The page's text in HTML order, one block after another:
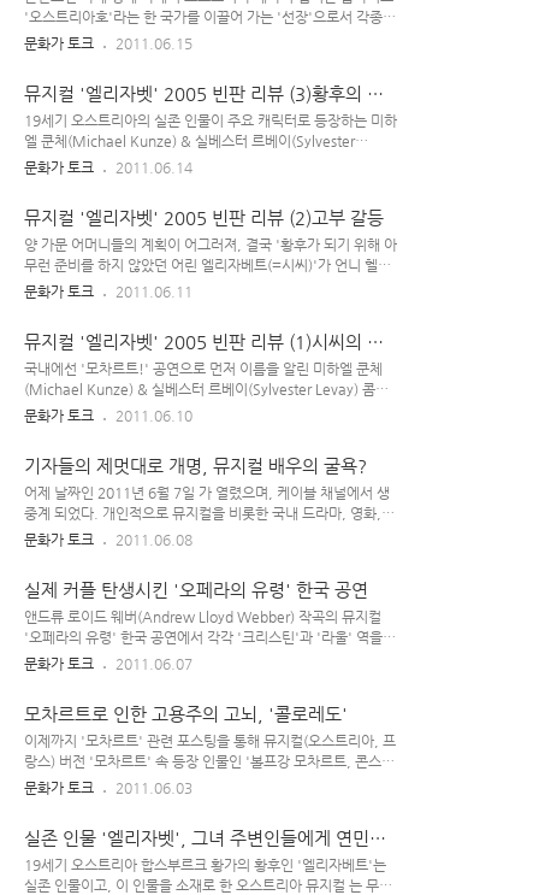
많고 그것이 작곡가 '앤드류 로이드 웨버(Andrew Lloyd
Webber)'와 세계 4대 뮤지컬을 탄생시킨 '카메론 매킨토시
다..
'오스트리아호'라는 한 국가를 이끌어 가는 '선장'으로서 각종
격무에 시달리다가 무척 지친 프란츠 요제프 황제(Andre
데.. 이 요제프 황제는 본인 책임이나 의도와는 관계 없이 '아들
양육 문제로 시어머니와 갈등을 겪던 아내'로부터 강제 별거(?)
당하는 수모를 겪어야 했던 셈이다. 만일 왕의 잠자리 같은 '사생
활'도 일일이 대전 상궁의 진두지휘 아래 이뤄져야만 했던 우리
합방을 거부한 ..
문화가 토크 2011.06.15
뮤지컬 '엘리자벳' 2005 빈판 리뷰 (3)황후의 최
후 통첩
19세기 오스트리아의 실존 인물이 주요 캐릭터로 등장하는 미하
엘 쿤체(Michael Kunze) & 실베스터 르베이(Sylvester
Levay) 콤비의 뮤지컬 '엘리자베트'에서, 극 안에 나오는 많은
황제(Andre Bauer)는 헝가리와의 외교에 황후인 엘리자베트
(Maya Hakvoort)의 미모가 도움이 될 거라 말하며 헝가리 출
장에 함께 동행해 줄 것을 요청한다. 그러자, 엘리자베트는 당장
'시어머니(황제 모후)가 양육하고 있는 아이들'을 자신에게 돌려
려..
문화가 토크 2011.06.14
뮤지컬 '엘리자벳' 2005 빈판 리뷰 (2)고부 갈등
양 가문 어머니들의 계획이 어그러져, 결국 '황후가 되기 위해 아
무런 준비를 하지 않았던 어린 엘리자베트(=시씨)'가 언니 헬레
네 대신 '오스트리아 제국의 황후' 자리로 들어가게 되었다. 프
후 그녀의 행적과 삶을 보면 그 결혼이 (실존 인물인) 시씨 황후
에게 행복을 가져다 준 결혼은 아니었다. '결혼은 인생의 무덤
~'이란 말은 바로 이 엘리자벳 황후를 두고 하는 말이리라.. 이
뮤지컬 2005년 빈 버전(DVD 공연 실황)의 연출은 오페라 연출
이 ..
문화가 토크 2011.06.11
뮤지컬 '엘리자벳' 2005 빈판 리뷰 (1)시씨의 낙
관
국내에선 '모차르트!' 공연으로 먼저 이름을 알린 미하엘 쿤체
(Michael Kunze) & 실베스터 르베이(Sylvester Levay) 콤비
의 오스트리아 뮤지컬 '엘리자베트(Elisabeth)'는 실존 인물인
이 콤비와 관련한 보도 자료를 접하고선 이 '엘리자베트' 를 라
표기한 걸 보고 뿜은 적이 있는데, 역시나 국내 제작사에서 제목
을 으로 정한 데 대한 부작용이 아닐까 한다. 그 기사를 쓴 기자
분은 영국 여왕 '엘리자베스'를 떠올리고, 이 뮤지컬에 나온 '엘
문화가 토크 2011.06.10
기자들의 제멋대로 개명, 뮤지컬 배우의 굴욕?
어제 날짜인 2011년 6월 7일 가 열렸으며, 케이블 채널에서 생
중계 되었다. 개인적으로 뮤지컬을 비롯한 국내 드라마, 영화,
음악 관련 시상식에 대한 신뢰를 잃은 지 오래 되어 일부러 챙겨
나름대로의 합당한 이유가 있어서이다. 굳이 나만 그런 게 아니
라, 요즘엔 '일반 대중'들 중에 그런 류의 시상식에 대해 신뢰하
지 않는 이들이 점점 많아지고 있는 실정이다. 그도 그럴 것이..
언젠가부터 '국내 음악(대중 가요) 관련 시상식'은 대형 기획사
음에도 '웬..
문화가 토크 2011.06.08
실제 커플 탄생시킨 '오페라의 유령' 한국 공연
앤드류 로이드 웨버(Andrew Lloyd Webber) 작곡의 뮤지컬
'오페라의 유령' 한국 공연에서 각각 '크리스틴'과 '라울' 역을
연기했던 뮤지컬 배우 김소현과 손준호가 이번 달에 결혼식을 올
된 작품이다. 그런데.. '프랑스 3대 뮤지컬(노트르담 드 파리, 로
미오와 줄리엣, 십계)' 음악은 취향에 가까워서 나름 재미있게
보았지만, 그보다 더 많은 인지도를 가졌을 '세계 4대 뮤지컬(레
미제라블, 오페라의 유령, 캣츠, 미스 사이공)'의 경우 그렇게까
문화가 토크 2011.06.07
모차르트로 인한 고용주의 고뇌, '콜로레도'
이제까지 '모차르트' 관련 포스팅을 통해 뮤지컬(오스트리아, 프
랑스) 버전 '모차르트' 속 등장 인물인 '볼프강 모차르트, 콘스탄
체, 살리에리, 알로이지아, 난네를, 레오폴트, 베버 부인..' 등에
도'가 나름 비중 있는 캐릭터이며 '모차르트'와 한 때 큰 '갈
등'을 겪기도 하는 인물이다. 한국판 공연을 통해 민영기, 이정
열 등이 이 역할을 맡게 되었다. 개인적으로, 실베스터 르베이 작
문화가 토크 2011.06.03
실존 인물 '엘리자벳', 그녀 주변인들에게 연민을
~
19세기 오스트리아 합스부르크 황가의 황후인 '엘리자베트'는
실존 인물이고, 이 인물을 소재로 한 오스트리아 뮤지컬 는 무척